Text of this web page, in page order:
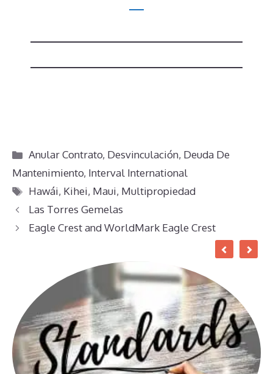
Categorías
Anular Contrato, Desvinculación, Deuda De
Mantenimiento, Interval International
Etiquetas
Hawái, Kihei, Maui, Multipropiedad
Las Torres Gemelas
Eagle Crest and WorldMark Eagle Crest